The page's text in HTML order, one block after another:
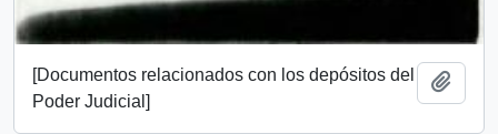
[Documentos relacionados con los depósitos del
Poder Judicial]